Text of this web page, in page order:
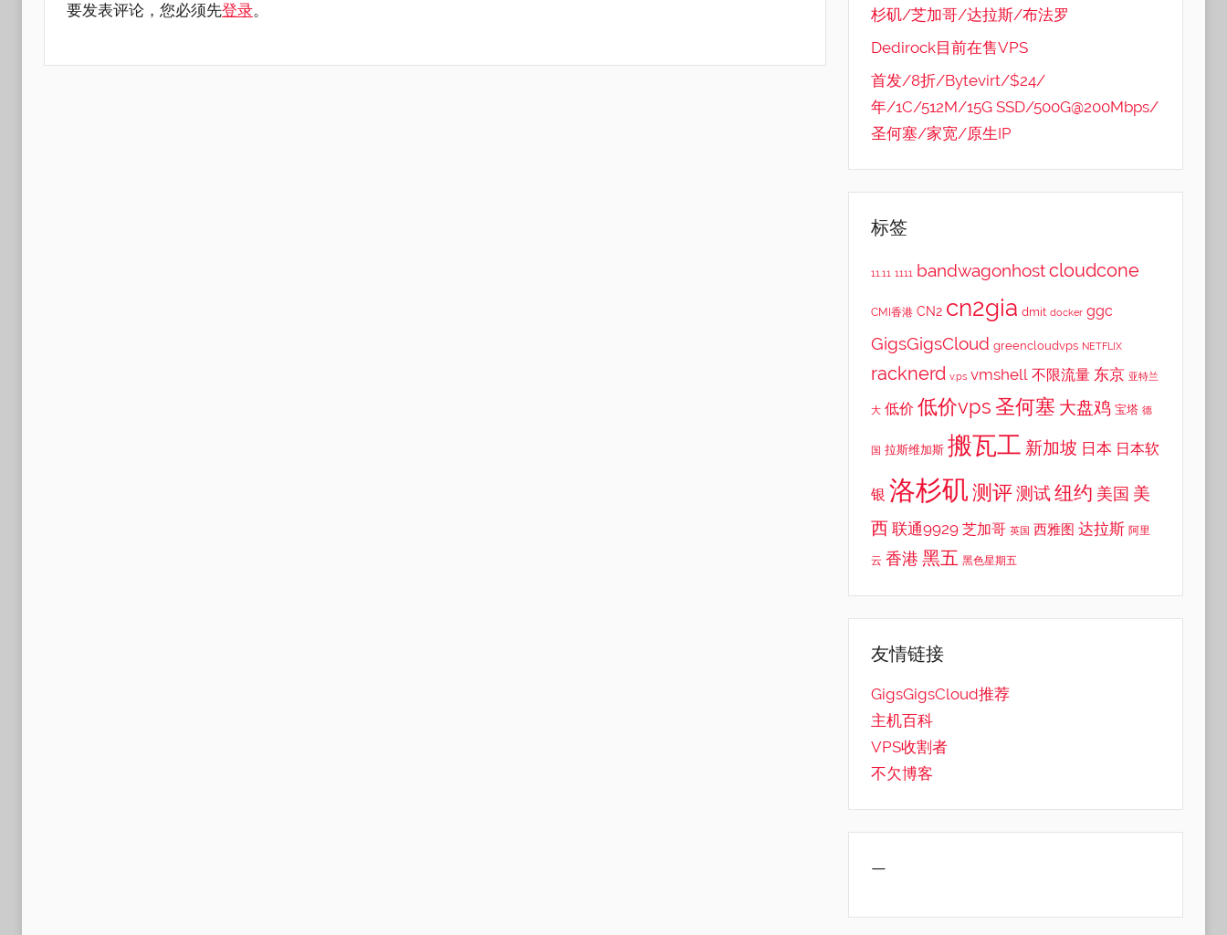
要发表评论，您必须先登录。
杉矶/芝加哥/达拉斯/布法罗
Dedirock目前在售VPS
首发/8折/Bytevirt/$24/
年/1C/512M/15G SSD/500G@200Mbps/
圣何塞/家宽/原生IP
标签
11.11 1111 bandwagonhostcloudcone
CMI香港 CN2 cn2gia dmit docker ggc
GigsGigsCloud greencloudvps NETFLIX
racknerd v.ps vmshell 不限流量 东京 亚特兰
大 低价 低价vps 圣何塞 大盘鸡 宝塔 德
国 拉斯维加斯 搬瓦工 新加坡 日本 日本软
银 洛杉矶 测评测试纽约 美国 美
西 联通9929 芝加哥 英国 西雅图 达拉斯 阿里
云 香港 黑五 黑色星期五
友情链接
GigsGigsCloud推荐
主机百科
VPS收割者
不欠博客
—